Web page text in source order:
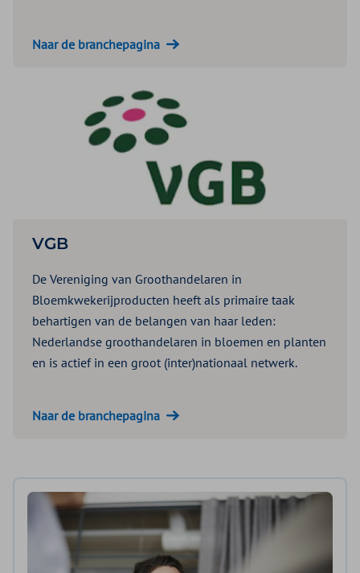
Naar de branchepagina
VGB
De Vereniging van Groothandelaren in
Bloemkwekerijproducten heeft als primaire taak
behartigen van de belangen van haar leden:
Nederlandse groothandelaren in bloemen en planten
en is actief in een groot (inter)nationaal netwerk.
Naar de branchepagina